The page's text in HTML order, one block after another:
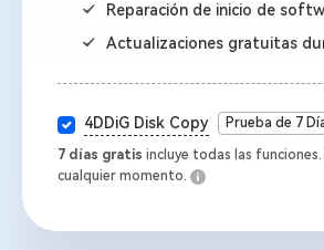
Reparación de inicio de
Actualizaciones gratuitas
4DDiG Disk Copy Prueba de 7
7 días gratis incluye todas las funciones.
cualquier momento.